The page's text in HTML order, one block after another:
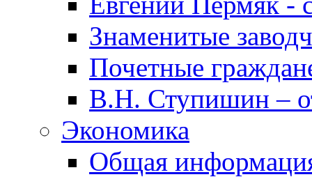
Знаменитые
Почетные
В.Н. Ступишин –
Экономика
Общая